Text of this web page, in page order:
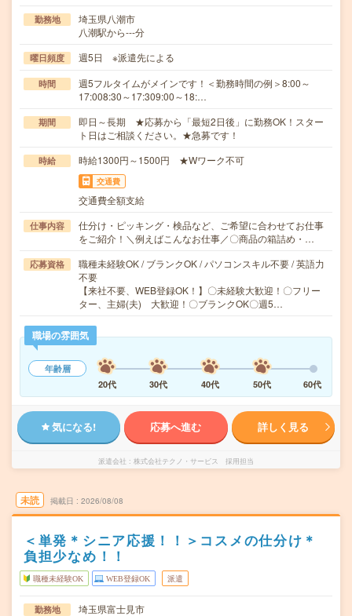
勤務地
埼玉県八潮市
八潮駅から---分
曜日頻度 週5日 ※派遣先による
時間
週5フルタイムがメインです！＜勤務時間の例＞8:00～
17:008:30～17:309:00～18:…
期間
即日～長期 ★応募から「最短2日後」に勤務OK！スター
ト日はご相談ください。★急募です！
時給 時給1300円～1500円 ★Wワーク不可
交通費
交通費全額支給
仕事内容
仕分け・ピッキング・検品など、ご希望に合わせてお仕事
をご紹介！＼例えばこんなお仕事／〇商品の箱詰め・…
応募資格
職種未経験OK / ブランクOK / パソコンスキル不要 / 英語力
不要
【来社不要、WEB登録OK！】〇未経験大歓迎！〇フリー
ター、主婦(夫) 大歓迎！〇ブランクOK〇週5…
職場の雰囲気
年齢層
20代
30代 40代 50代 60代
気になる! 応募へ進む 詳しく見る
派遣会社 株式会社テクノ・サービス 採用担当
未読 掲載日 2026/08/08
＜単発＊シニア応援！！＞コスメの仕分け＊
負担少なめ！！
職種未経験OK WEB登録OK 派遣
勤務地
埼玉県富士見市